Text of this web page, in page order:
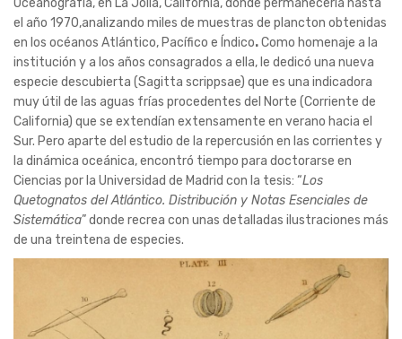
Oceanografía, en La Jolla, California, donde permanecería hasta
el año 1970,analizando miles de muestras de plancton obtenidas
en los océanos Atlántico, Pacífico e Índico.Como homenaje a la
institución y a los años consagrados a ella, le dedicó una nueva
especie descubierta (Sagitta scrippsae) que es una indicadora
muy útil de las aguas frías procedentes del Norte (Corriente de
California) que se extendían extensamente en verano hacia el
Sur. Pero aparte del estudio de la repercusión en las corrientes y
la dinámica oceánica, encontró tiempo para doctorarse en
Ciencias por la Universidad de Madrid con la tesis: “Los
Quetognatos del Atlántico. Distribución y Notas Esenciales de
Sistemática” donde recrea con unas detalladas ilustraciones más
de una treintena de especies.